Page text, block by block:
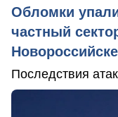
Обломки
частный
Новороссийске
Последствия